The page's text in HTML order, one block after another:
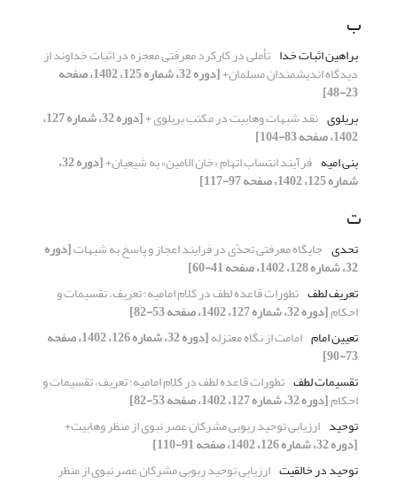
ب
براهین اثبات خدا تأملی در کارکرد معرفتی معجزه در اثبات خداوند از
دیدگاه اندیشمندان مسلمان+ [دوره 32، شماره 125، 1402، صفحه
23-48]
بریلوی نقد شبهات وهابیت در مکتب بریلوی + [دوره 32، شماره 127،
1402، صفحه 83-104]
بنی امیه فرآیند انتساب اتهام «خان الامین» به شیعیان+ [دوره 32،
شماره 125، 1402، صفحه 97-117]
ت
تحدی جایگاه معرفتی تحدّی در فرایند اعجاز و پاسخ به شبهات[دوره
32، شماره 128، 1402، صفحه 41-60]
تعریف لطف تطورات قاعده لطف در کلام امامیه؛ تعریف، تقسیمات و
احکام[دوره 32، شماره 127، 1402، صفحه 53-82]
تعیین امام امامت از نگاه معتزله [دوره 32، شماره 126، 1402، صفحه
73-90]
تقسیمات لطف تطورات قاعده لطف در کلام امامیه؛ تعریف، تقسیمات و
احکام[دوره 32، شماره 127، 1402، صفحه 53-82]
توحید ارزیابی توحید ربوبی مشرکان عصر نبوی از منظر وهابیت+
[دوره 32، شماره 126، 1402، صفحه 91-110]
توحید در خالقیت ارزیابی توحید ربوبی مشرکان عصر نبوی از منظر